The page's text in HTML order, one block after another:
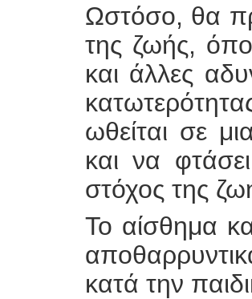
Ωστόσο, θα
της ζωής,
και άλλες
ωθείται σε
και να
στόχος της
Το αίσθημα
κατά την